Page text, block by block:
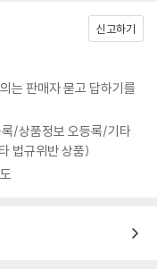
신고하기
는 판매자 묻고 답하기를
/상품정보 오등록/기타
법규위반 상품)